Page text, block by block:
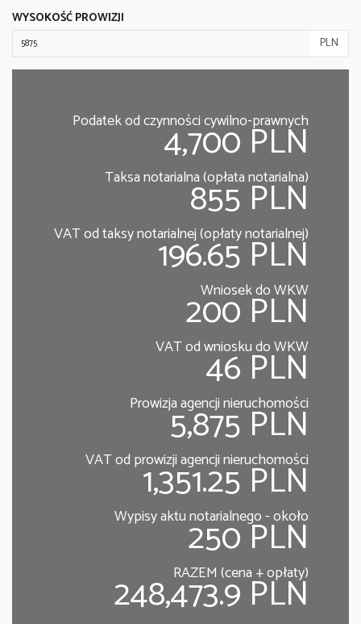
WYSOKOŚĆ PROWIZJI
PLN
Podatek od czynności cywilno-prawnych
4,700 PLN
Taksa notarialna (opłata notarialna)
855 PLN
VAT od taksy notarialnej (opłaty notarialnej)
196.65 PLN
Wniosek do WKW
200 PLN
VAT od wniosku do WKW
46 PLN
Prowizja agencji nieruchomości
5,875 PLN
VAT od prowizji agencji nieruchomości
1,351.25 PLN
Wypisy aktu notarialnego - około
250 PLN
RAZEM (cena + opłaty)
248,473.9 PLN